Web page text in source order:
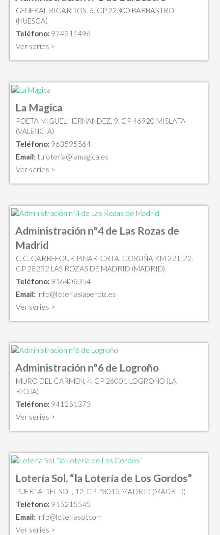
GENERAL RICARDOS, 6, CP 22300 BARBASTRO
(HUESCA)
Teléfono: 974311496
Ver series >
La Magica
POETA MIGUEL HERNANDEZ, 9, CP 46920 MISLATA
(VALENCIA)
Teléfono: 963595564
Email: tuloteria@lamagica.es
Ver series >
Administración nº4 de Las Rozas de
Madrid
C.C. CARREFOUR PINAR-CRTA. CORUÑA KM 22 L-22,
CP 28232 LAS ROZAS DE MADRID (MADRID)
Teléfono: 916406354
Email: info@loteriaslaperdiz.es
Ver series >
Administración nº6 de Logroño
MURO DEL CARMEN, 4, CP 26001 LOGROÑO (LA
RIOJA)
Teléfono: 941251373
Ver series >
Lotería Sol, “la Lotería de Los Gordos”
PUERTA DEL SOL, 12, CP 28013 MADRID (MADRID)
Teléfono: 915215545
Email: info@loteriasol.com
Ver series >